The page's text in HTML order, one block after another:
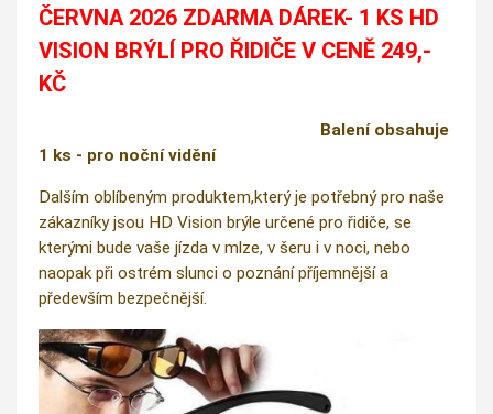
ČERVNA 2026 ZDARMA DÁREK- 1 KS HD
VISION BRÝLÍ PRO ŘIDIČE V CENĚ 249,-
KČ
Balení obsahuje
1 ks - pro noční vidění
Dalším oblíbeným produktem,který je potřebný pro naše
zákazníky jsou HD Vision brýle určené pro řidiče, se
kterými bude vaše jízda v mlze, v šeru i v noci, nebo
naopak při ostrém slunci o poznání příjemnější a
především bezpečnější.